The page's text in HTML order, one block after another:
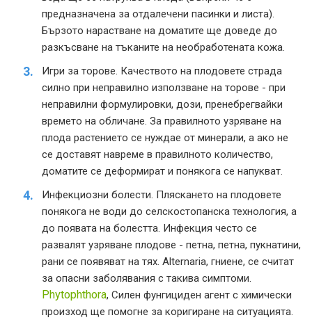
предназначена за отдалечени пасинки и листа).
Бързото нарастване на доматите ще доведе до
разкъсване на тъканите на необработената кожа.
Игри за торове. Качеството на плодовете страда
силно при неправилно използване на торове - при
неправилни формулировки, дози, пренебрегвайки
времето на обличане. За правилното узряване на
плода растението се нуждае от минерали, а ако не
се доставят навреме в правилното количество,
доматите се деформират и понякога се напукват.
Инфекциозни болести. Пляскането на плодовете
понякога не води до селскостопанска технология, а
до появата на болестта. Инфекция често се
развалят узряване плодове - петна, петна, пукнатини,
рани се появяват на тях. Alternaria, гниене, се считат
за опасни заболявания с такива симптоми.
Phytophthora, Силен фунгициден агент с химически
произход ще помогне за коригиране на ситуацията.